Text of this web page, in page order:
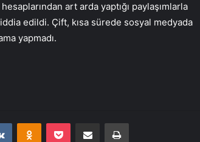
art arda yaptığı paylaşımlarla
edildi. Çift, kısa sürede sosyal medyada
yapmadı.
VKontakteOdnoklassniki
Pocket E-Posta ile paylaş Yazdır